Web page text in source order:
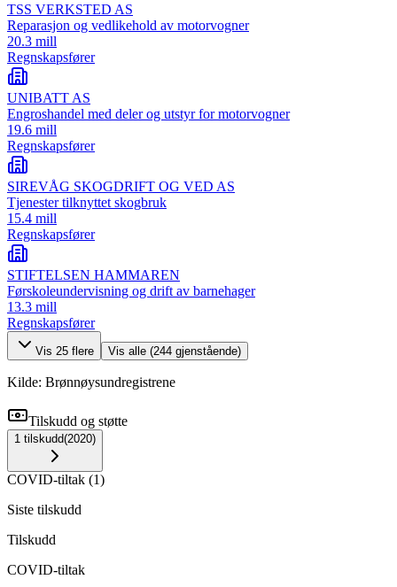
TSS VERKSTED AS
Reparasjon og vedlikehold av motorvogner
20.3 mill
Regnskapsfører
UNIBATT AS
Engroshandel med deler og utstyr for motorvogner
19.6 mill
Regnskapsfører
SIREVÅG SKOGDRIFT OG VED AS
Tjenester tilknyttet skogbruk
15.4 mill
Regnskapsfører
STIFTELSEN HAMMAREN
Førskoleundervisning og drift av barnehager
13.3 mill
Regnskapsfører
Vis 25 flere Vis alle (244 gjenstående)
Kilde: Brønnøysundregistrene
Tilskudd og støtte
1 tilskudd(2020)
COVID-tiltak (1)
Siste tilskudd
Tilskudd
COVID-tiltak